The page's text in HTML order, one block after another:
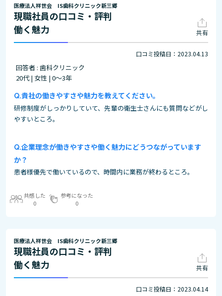
医療法人祥世会 IS歯科クリニック新三郷
現職社員の口コミ・評判
働く魅力
共有
口コミ投稿日：2023.04.13
回答者 : 歯科クリニック
20代 | 女性 | 0～3年
貴社の働きやすさや魅力を教えてください。
研修制度がしっかりしていて、先輩の衛生士さんにも質問などがし
やすいところ。
企業理念が働きやすさや働く魅力にどうつながっています
か？
患者様優先で働いているので、時間内に業務が終わるところ。
共感した
0
参考になった
0
医療法人祥世会 IS歯科クリニック新三郷
現職社員の口コミ・評判
働く魅力
共有
口コミ投稿日：2023.04.14